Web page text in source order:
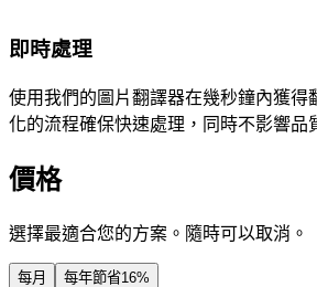
即時處理
使用我們的圖片翻譯器在幾秒鐘內獲得
化的流程確保快速處理，同時不影響品
價格
選擇最適合您的方案。隨時可以取消。
每月 每年節省16%